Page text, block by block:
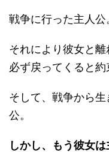
戦争に行った主人公
それにより彼女と離
必ず戻ってくると約
そして、戦争から
公。
しかし、もう彼女